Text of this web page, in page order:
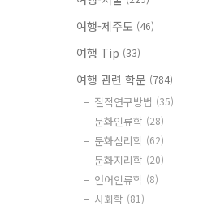
여행-제주도 (46)
여행 Tip (33)
여행 관련 학문 (784)
질적연구방법 (35)
문화인류학 (28)
문화심리학 (62)
문화지리학 (20)
언어인류학 (8)
사회학 (81)